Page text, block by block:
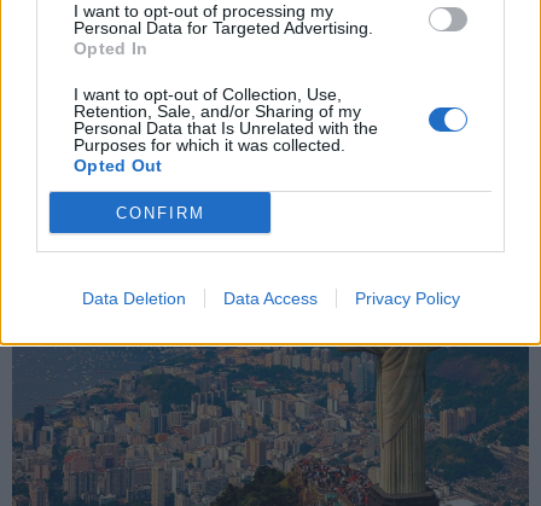
I want to opt-out of processing my
Personal Data for Targeted Advertising.
Opted In
I want to opt-out of Collection, Use,
Retention, Sale, and/or Sharing of my
Personal Data that Is Unrelated with the
Purposes for which it was collected.
Opted Out
CONFIRM
Data Deletion Data Access Privacy Policy
Would you imagine celebrating Christmas in a bikinis and a
ocean on your way to Brazil. And mainly you should travel to
Rio de Janeiro, where Christmas is celebrated in the most
special way. Music, good food and happiness will be assured